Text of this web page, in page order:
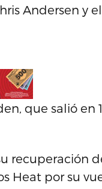
Andersen y
que salió
recuperación
Heat por su